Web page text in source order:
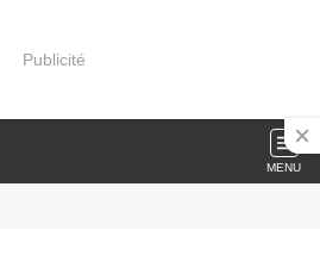
Publicité
MENU